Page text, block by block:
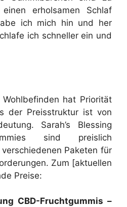
erholsamen Schlaf
ich mich hin und her
ich schneller ein und
hat Priorität
der Preisstruktur ist von
Sarah’s Blessing
sind preislich
Paketen für
Zum [aktuellen
Preise:
CBD-Fruchtgummis –